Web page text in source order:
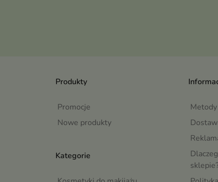
Produkty
Promocje
Nowe produkty
Metody
Kategorie